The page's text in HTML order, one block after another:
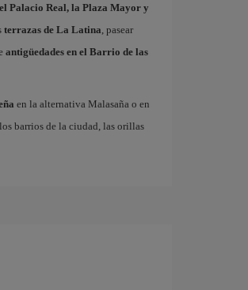
Palacio Real, la Plaza Mayor y
terrazas de La Latina, pasear
antigüedades en el Barrio de las
en la alternativa Malasaña o en
barrios de la ciudad, las orillas